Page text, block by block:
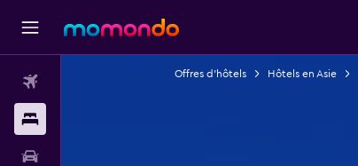
Offres d’hôtels Hôtels en Asie